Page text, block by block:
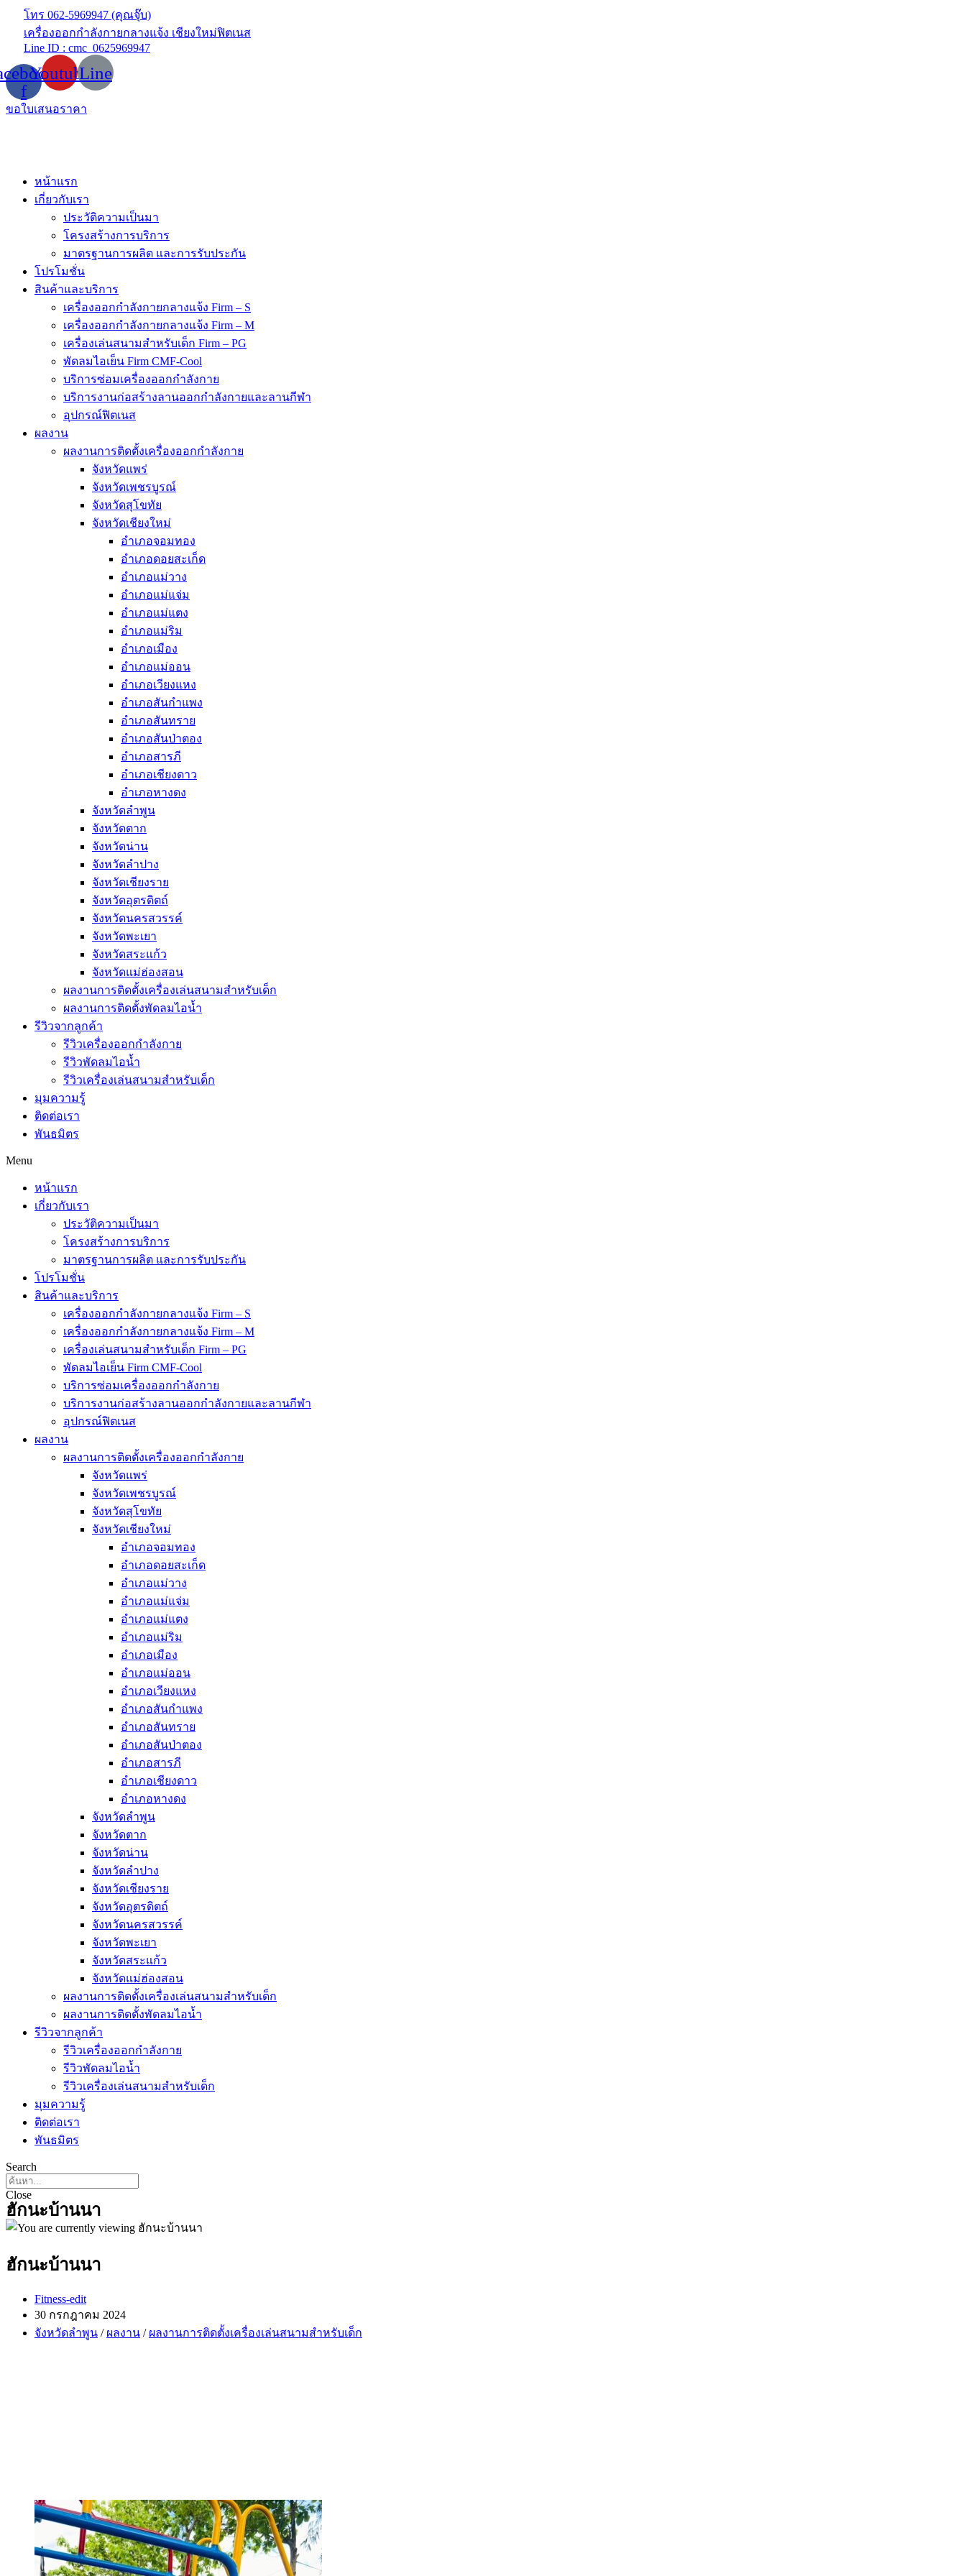
Skip
content
โทร 062-5969947 (คุณจุ๊บ)
เครื่องออกกำลังกายกลางแจ้ง เชียงใหม่ฟิตเนส
Line ID : cmc_0625969947
f
YoutubeLine
ขอใบเสนอราคา
หน้าแรก
เกี่ยวกับเรา
ประวัติความเป็นมา
โครงสร้างการบริการ
มาตรฐานการผลิต และการรับประกัน
โปรโมชั่น
สินค้าและบริการ
เครื่องออกกำลังกายกลางแจ้ง Firm – S
เครื่องออกกำลังกายกลางแจ้ง Firm – M
เครื่องเล่นสนามสำหรับเด็ก Firm – PG
พัดลมไอเย็น Firm CMF-Cool
บริการซ่อมเครื่องออกกำลังกาย
บริการงานก่อสร้างลานออกกำลังกายและลานกีฬา
อุปกรณ์ฟิตเนส
ผลงาน
ผลงานการติดตั้งเครื่องออกกำลังกาย
จังหวัดแพร่
จังหวัดเพชรบูรณ์
จังหวัดสุโขทัย
จังหวัดเชียงใหม่
อำเภอจอมทอง
อำเภอดอยสะเก็ด
อำเภอแม่วาง
อำเภอแม่แจ่ม
อำเภอแม่แตง
อำเภอแม่ริม
อำเภอเมือง
อำเภอแม่ออน
อำเภอเวียงแหง
อำเภอสันกำแพง
อำเภอสันทราย
อำเภอสันป่าตอง
อำเภอสารภี
อำเภอเชียงดาว
อำเภอหางดง
จังหวัดลำพูน
จังหวัดตาก
จังหวัดน่าน
จังหวัดลำปาง
จังหวัดเชียงราย
จังหวัดอุตรดิตถ์
จังหวัดนครสวรรค์
จังหวัดพะเยา
จังหวัดสระแก้ว
จังหวัดแม่ฮ่องสอน
ผลงานการติดตั้งเครื่องเล่นสนามสำหรับเด็ก
ผลงานการติดตั้งพัดลมไอน้ำ
รีวิวจากลูกค้า
รีวิวเครื่องออกกำลังกาย
รีวิวพัดลมไอน้ำ
รีวิวเครื่องเล่นสนามสำหรับเด็ก
มุมความรู้
ติดต่อเรา
พันธมิตร
Menu
หน้าแรก
เกี่ยวกับเรา
ประวัติความเป็นมา
โครงสร้างการบริการ
มาตรฐานการผลิต และการรับประกัน
โปรโมชั่น
สินค้าและบริการ
เครื่องออกกำลังกายกลางแจ้ง Firm – S
เครื่องออกกำลังกายกลางแจ้ง Firm – M
เครื่องเล่นสนามสำหรับเด็ก Firm – PG
พัดลมไอเย็น Firm CMF-Cool
บริการซ่อมเครื่องออกกำลังกาย
บริการงานก่อสร้างลานออกกำลังกายและลานกีฬา
อุปกรณ์ฟิตเนส
ผลงาน
ผลงานการติดตั้งเครื่องออกกำลังกาย
จังหวัดแพร่
จังหวัดเพชรบูรณ์
จังหวัดสุโขทัย
จังหวัดเชียงใหม่
อำเภอจอมทอง
อำเภอดอยสะเก็ด
อำเภอแม่วาง
อำเภอแม่แจ่ม
อำเภอแม่แตง
อำเภอแม่ริม
อำเภอเมือง
อำเภอแม่ออน
อำเภอเวียงแหง
อำเภอสันกำแพง
อำเภอสันทราย
อำเภอสันป่าตอง
อำเภอสารภี
อำเภอเชียงดาว
อำเภอหางดง
จังหวัดลำพูน
จังหวัดตาก
จังหวัดน่าน
จังหวัดลำปาง
จังหวัดเชียงราย
จังหวัดอุตรดิตถ์
จังหวัดนครสวรรค์
จังหวัดพะเยา
จังหวัดสระแก้ว
จังหวัดแม่ฮ่องสอน
ผลงานการติดตั้งเครื่องเล่นสนามสำหรับเด็ก
ผลงานการติดตั้งพัดลมไอน้ำ
รีวิวจากลูกค้า
รีวิวเครื่องออกกำลังกาย
รีวิวพัดลมไอน้ำ
รีวิวเครื่องเล่นสนามสำหรับเด็ก
มุมความรู้
ติดต่อเรา
พันธมิตร
Search
Close
ฮักนะบ้านนา
ฮักนะบ้านนา
Post
author:
Fitness-edit
Post
published:
30 กรกฎาคม 2024
Post
category:
จังหวัดลำพูน / ผลงาน / ผลงานการติดตั้งเครื่องเล่นสนามสำหรับเด็ก